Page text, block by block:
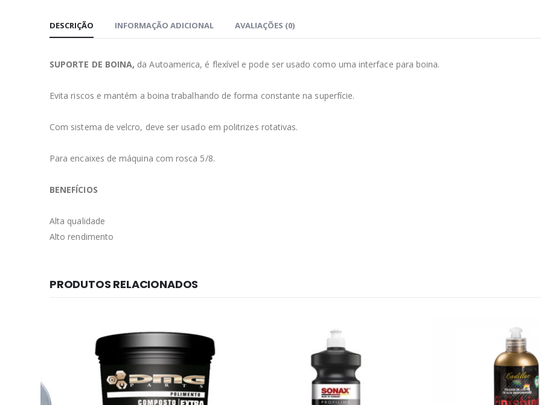
DESCRIÇÃO INFORMAÇÃO ADICIONAL AVALIAÇÕES (0)
SUPORTE DE BOINA, da Autoamerica, é flexível e pode ser usado como uma interface para boina.⁣⁣⁣
Evita riscos e mantém a boina trabalhando de forma constante na superfície.⁣⁣⁣
Com sistema de velcro, deve ser usado em politrizes rotativas.⁣⁣⁣
Para encaixes de máquina com rosca 5/8.⁣⁣⁣
BENEFÍCIOS⁣⁣⁣
Alta qualidade⁣⁣⁣
Alto rendimento⁣⁣⁣
PRODUTOS RELACIONADOS